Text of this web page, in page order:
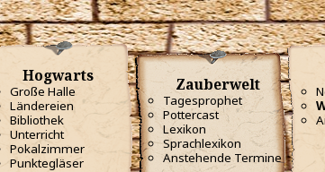
Hogwarts
Große Halle
Ländereien
Bibliothek
Unterricht
Pokalzimmer
Punktegläser
Zauberwelt
Tagesprophet
Pottercast
Lexikon
Sprachlexikon
Anstehende Termine